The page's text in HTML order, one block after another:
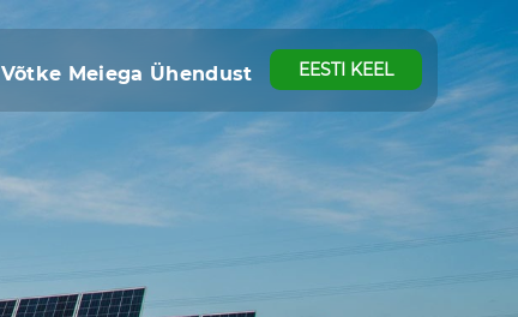
Võtke Meiega Ühendust EESTI KEEL